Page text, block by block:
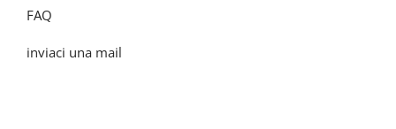
FAQ
inviaci una mail